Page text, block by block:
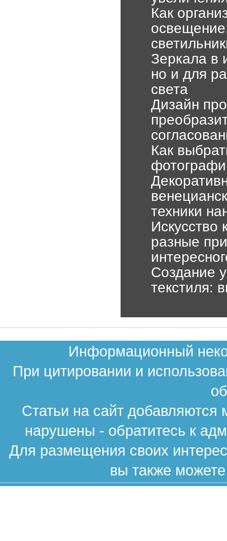
Как
Зеркала в
но и для
света
Дизайн
Как
техники
Искусство
разные
Создание
текстиля:
Информационный
При цитировании и
Статьи на сайт
нарушены - обратитесь к
Для размещения своих
вы также